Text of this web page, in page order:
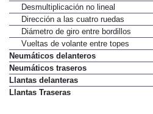
Desmultiplicación no lineal
Dirección a las cuatro ruedas
Diámetro de giro entre bordillos
Vueltas de volante entre topes
Neumáticos delanteros
Neumáticos traseros
Llantas delanteras
Llantas Traseras